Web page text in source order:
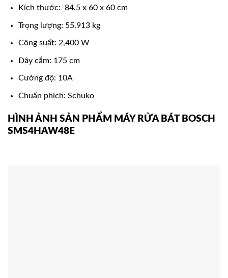
Kích thước: 84.5 x 60 x 60 cm
Trọng lượng: 55.913 kg
Công suất: 2,400 W
Dây cắm: 175 cm
Cường độ: 10A
Chuẩn phích: Schuko
HÌNH ẢNH SẢN PHẨM MÁY RỬA BÁT BOSCH
SMS4HAW48E